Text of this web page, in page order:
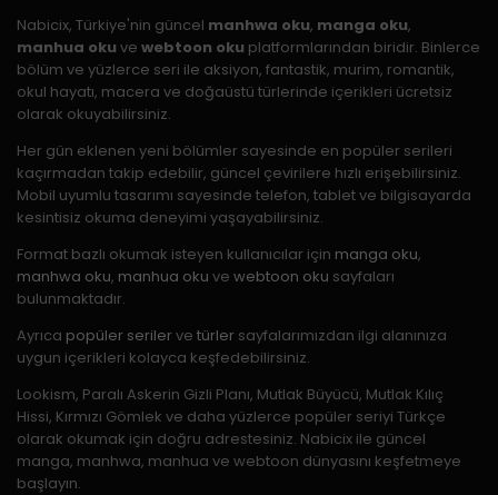
Nabicix, Türkiye'nin güncel manhwa oku, manga oku,
manhua oku ve webtoon oku platformlarından biridir. Binlerce
bölüm ve yüzlerce seri ile aksiyon, fantastik, murim, romantik,
okul hayatı, macera ve doğaüstü türlerinde içerikleri ücretsiz
olarak okuyabilirsiniz.
Her gün eklenen yeni bölümler sayesinde en popüler serileri
kaçırmadan takip edebilir, güncel çevirilere hızlı erişebilirsiniz.
Mobil uyumlu tasarımı sayesinde telefon, tablet ve bilgisayarda
kesintisiz okuma deneyimi yaşayabilirsiniz.
Format bazlı okumak isteyen kullanıcılar için manga oku,
manhwa oku, manhua oku ve webtoon oku sayfaları
bulunmaktadır.
Ayrıca popüler serilerve türler sayfalarımızdan ilgi alanınıza
uygun içerikleri kolayca keşfedebilirsiniz.
Lookism, Paralı Askerin Gizli Planı, Mutlak Büyücü, Mutlak Kılıç
Hissi, Kırmızı Gömlek ve daha yüzlerce popüler seriyi Türkçe
olarak okumak için doğru adrestesiniz. Nabicix ile güncel
manga, manhwa, manhua ve webtoon dünyasını keşfetmeye
başlayın.
Bu bölümü nasıl buldun?
❤️
Sevdim
😂
Komik
😢
Üzücü
😡
Sinir
🤯
Şok